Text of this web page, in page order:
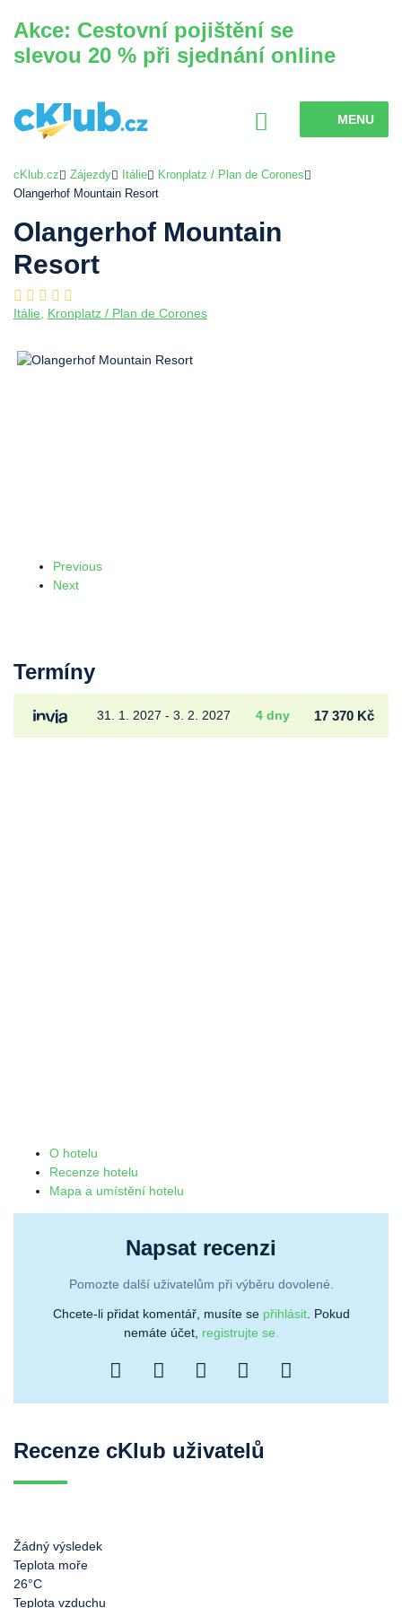
Akce: Cestovní pojištění se
slevou 20 % při sjednání online
MENU
cKlub.cz Zájezdy Itálie
Kronplatz / Plan de Corones
Olangerhof Mountain Resort
Olangerhof Mountain
Resort
Itálie, Kronplatz / Plan de Corones
Previous
Next
Termíny
31. 1. 2027 - 3. 2. 2027 4 dny 17 370 Kč
O hotelu
Recenze hotelu
Mapa a umístění hotelu
Napsat recenzi
Pomozte další uživatelům při výběru dovolené.
Chcete-li přidat komentář, musíte se přihlásit. Pokud
nemáte účet, registrujte se.
Recenze cKlub uživatelů
Žádný výsledek
Teplota moře
26°C
Teplota vzduchu